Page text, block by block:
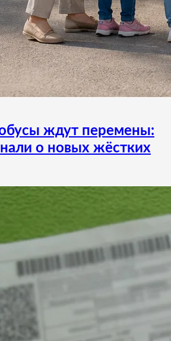
ждут перемены:
о новых жёстких